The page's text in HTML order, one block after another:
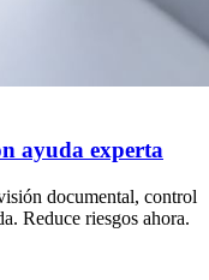
ayuda experta
documental, control
Reduce riesgos ahora.